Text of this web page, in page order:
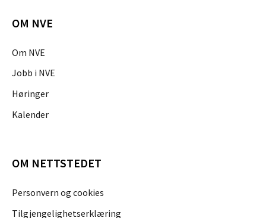
OM NVE
Om NVE
Jobb i NVE
Høringer
Kalender
OM NETTSTEDET
Personvern og cookies
Tilgjengelighetserklæring